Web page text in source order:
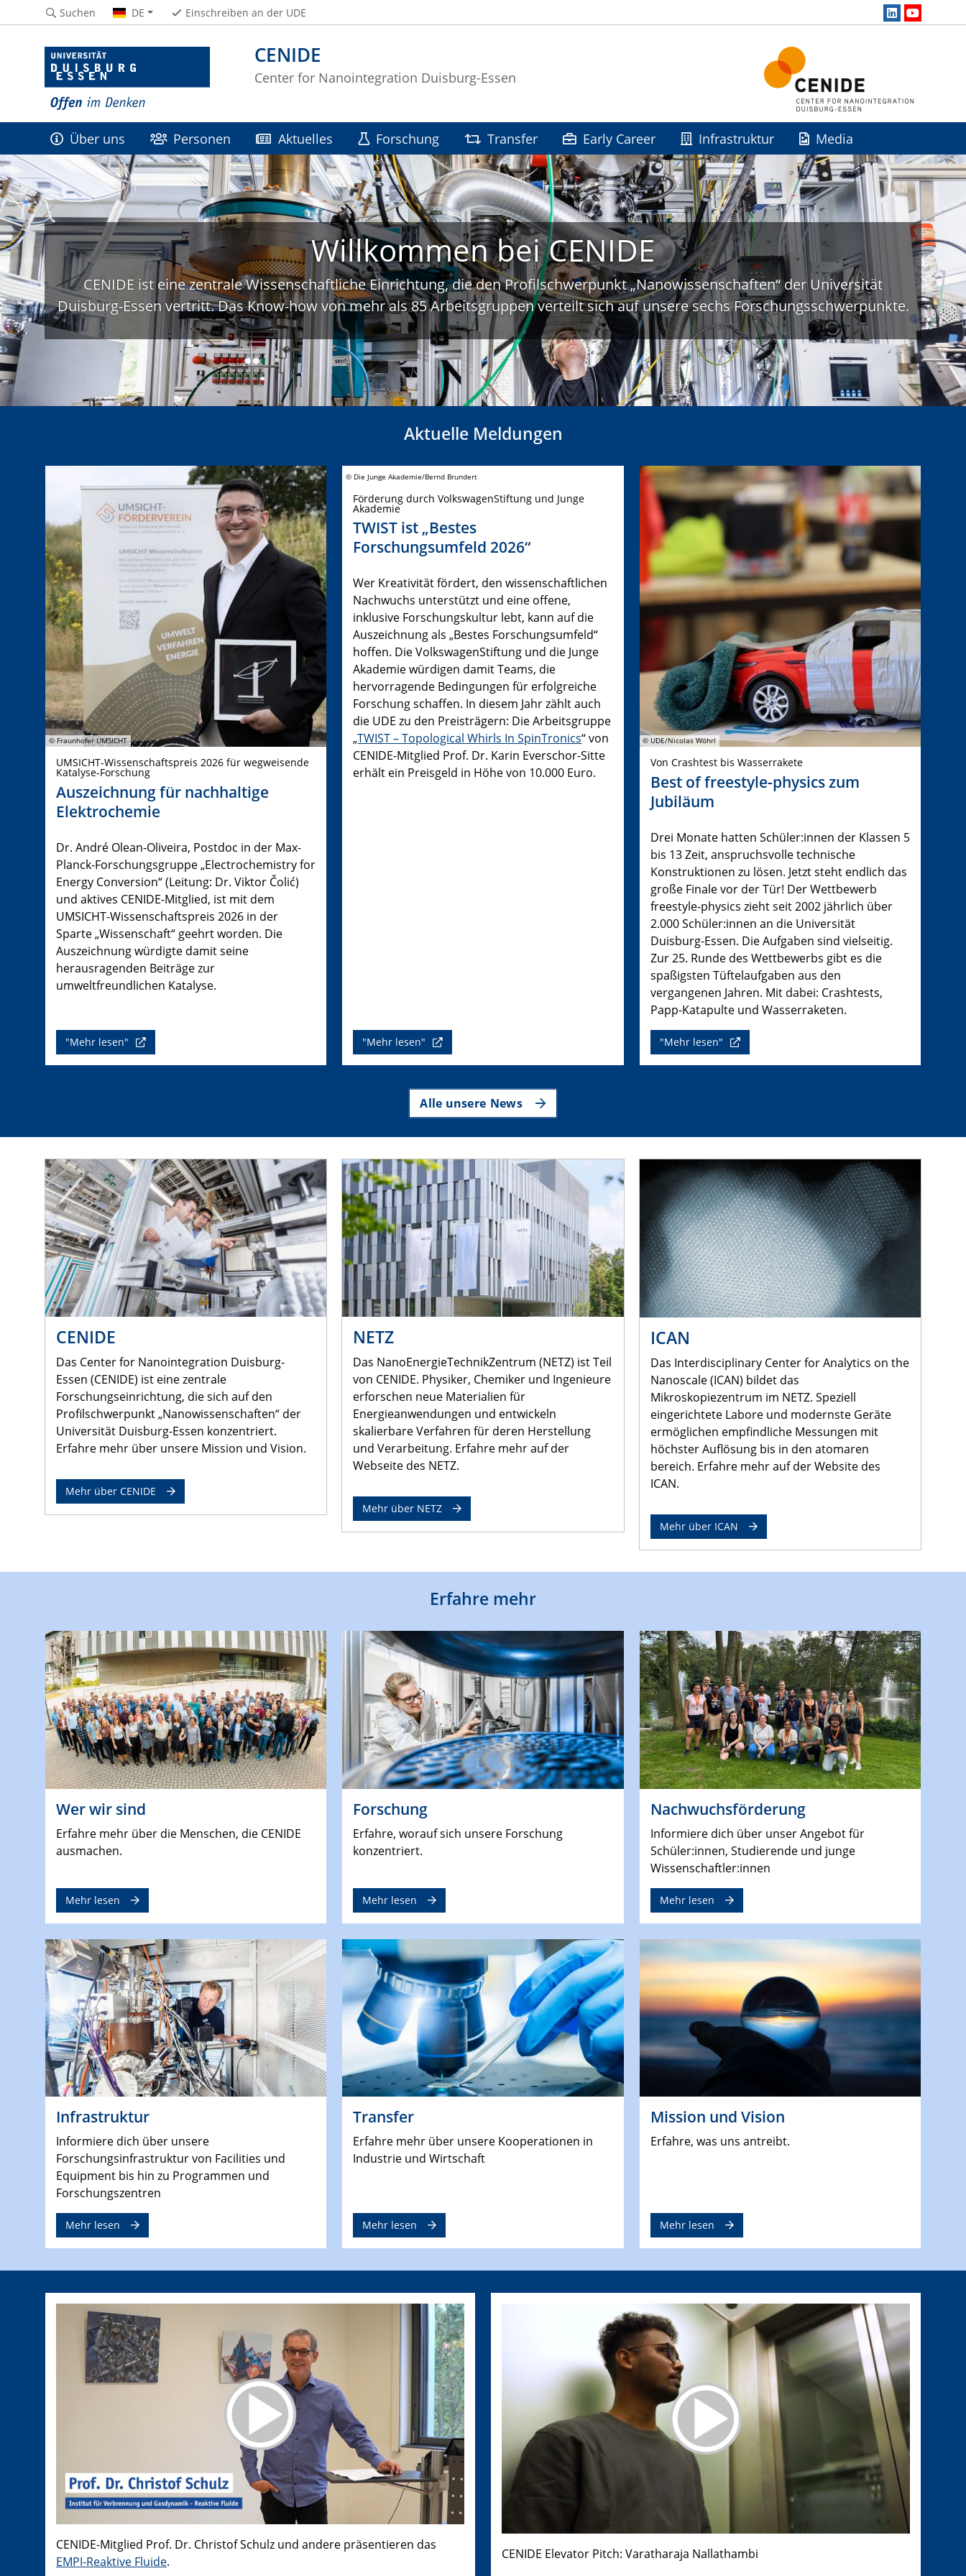
CENIDE
Center for Nanointegration Duisburg-Essen
Suchen DE Einschreiben an der UDE
Über uns Personen Aktuelles Forschung Transfer Early Career Infrastruktur Media
Willkommen bei CENIDE
CENIDE ist eine zentrale Wissenschaftliche Einrichtung, die den Profilschwerpunkt „Nanowissenschaften“ der Universität
Duisburg-Essen vertritt. Das Know-how von mehr als 85 Arbeitsgruppen verteilt sich auf unsere sechs Forschungsschwerpunkte.
Aktuelle Meldungen
© Fraunhofer UMSICHT
UMSICHT-Wissenschaftspreis 2026 für wegweisende
Katalyse-Forschung
Auszeichnung für nachhaltige
Elektrochemie
Dr. André Olean-Oliveira, Postdoc in der Max-
Planck-Forschungsgruppe „Electrochemistry for
Energy Conversion“ (Leitung: Dr. Viktor Čolić)
und aktives CENIDE-Mitglied, ist mit dem
UMSICHT-Wissenschaftspreis 2026 in der
Sparte „Wissenschaft“ geehrt worden. Die
Auszeichnung würdigte damit seine
herausragenden Beiträge zur
umweltfreundlichen Katalyse.
"Mehr lesen"
© Die Junge Akademie/Bernd Brundert
Förderung durch VolkswagenStiftung und Junge
Akademie
TWIST ist „Bestes
Forschungsumfeld 2026“
Wer Kreativität fördert, den wissenschaftlichen
Nachwuchs unterstützt und eine offene,
inklusive Forschungskultur lebt, kann auf die
Auszeichnung als „Bestes Forschungsumfeld“
hoffen. Die VolkswagenStiftung und die Junge
Akademie würdigen damit Teams, die
hervorragende Bedingungen für erfolgreiche
Forschung schaffen. In diesem Jahr zählt auch
die UDE zu den Preisträgern: Die Arbeitsgruppe
„TWIST – Topological Whirls In SpinTronics“ von
CENIDE-Mitglied Prof. Dr. Karin Everschor-Sitte
erhält ein Preisgeld in Höhe von 10.000 Euro.
"Mehr lesen"
© UDE/Nicolas Wöhrl
Von Crashtest bis Wasserrakete
Best of freestyle-physics zum
Jubiläum
Drei Monate hatten Schüler:innen der Klassen 5
bis 13 Zeit, anspruchsvolle technische
Konstruktionen zu lösen. Jetzt steht endlich das
große Finale vor der Tür! Der Wettbewerb
freestyle-physics zieht seit 2002 jährlich über
2.000 Schüler:innen an die Universität
Duisburg-Essen. Die Aufgaben sind vielseitig.
Zur 25. Runde des Wettbewerbs gibt es die
spaßigsten Tüftelaufgaben aus den
vergangenen Jahren. Mit dabei: Crashtests,
Papp-Katapulte und Wasserraketen.
"Mehr lesen"
Alle unsere News
CENIDE
Das Center for Nanointegration Duisburg-
Essen (CENIDE) ist eine zentrale
Forschungseinrichtung, die sich auf den
Profilschwerpunkt „Nanowissenschaften“ der
Universität Duisburg-Essen konzentriert.
Erfahre mehr über unsere Mission und Vision.
Mehr über CENIDE
NETZ
Das NanoEnergieTechnikZentrum (NETZ) ist Teil
von CENIDE. Physiker, Chemiker und Ingenieure
erforschen neue Materialien für
Energieanwendungen und entwickeln
skalierbare Verfahren für deren Herstellung
und Verarbeitung. Erfahre mehr auf der
Webseite des NETZ.
Mehr über NETZ
ICAN
Das Interdisciplinary Center for Analytics on the
Nanoscale (ICAN) bildet das
Mikroskopiezentrum im NETZ. Speziell
eingerichtete Labore und modernste Geräte
ermöglichen empfindliche Messungen mit
höchster Auflösung bis in den atomaren
bereich. Erfahre mehr auf der Website des
ICAN.
Mehr über ICAN
Erfahre mehr
Wer wir sind
Erfahre mehr über die Menschen, die CENIDE
ausmachen.
Mehr lesen
Forschung
Erfahre, worauf sich unsere Forschung
konzentriert.
Mehr lesen
Nachwuchsförderung
Informiere dich über unser Angebot für
Schüler:innen, Studierende und junge
Wissenschaftler:innen
Mehr lesen
Infrastruktur
Informiere dich über unsere
Forschungsinfrastruktur von Facilities und
Equipment bis hin zu Programmen und
Forschungszentren
Mehr lesen
Transfer
Erfahre mehr über unsere Kooperationen in
Industrie und Wirtschaft
Mehr lesen
Mission und Vision
Erfahre, was uns antreibt.
Mehr lesen
CENIDE-Mitglied Prof. Dr. Christof Schulz und andere präsentieren das
EMPI-Reaktive Fluide. CENIDE Elevator Pitch: Varatharaja Nallathambi